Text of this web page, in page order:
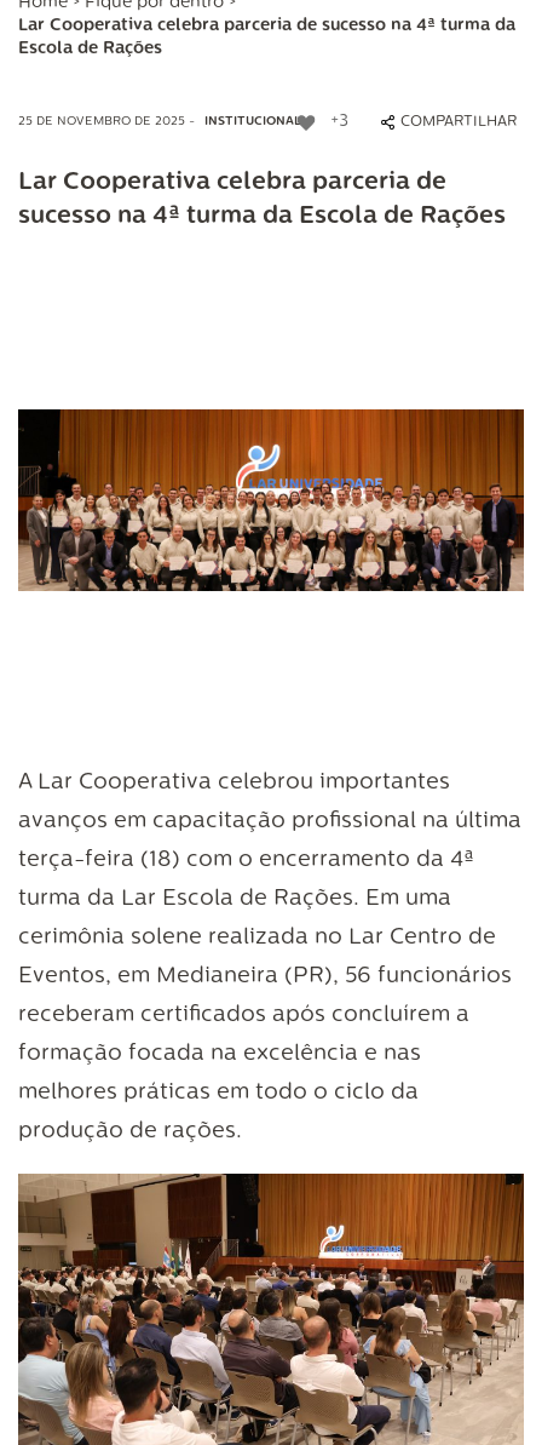
Lar Cooperativa celebra parceria de sucesso na 4ª turma da
Escola de Rações
25 DE NOVEMBRO DE 2025 - INSTITUCIONAL +3 COMPARTILHAR
Lar Cooperativa celebra parceria de
sucesso na 4ª turma da Escola de Rações
A Lar Cooperativa celebrou importantes
avanços em capacitação profissional na última
terça-feira (18) com o encerramento da 4ª
turma da Lar Escola de Rações. Em uma
cerimônia solene realizada no Lar Centro de
Eventos, em Medianeira (PR), 56 funcionários
receberam certificados após concluírem a
formação focada na excelência e nas
melhores práticas em todo o ciclo da
produção de rações.